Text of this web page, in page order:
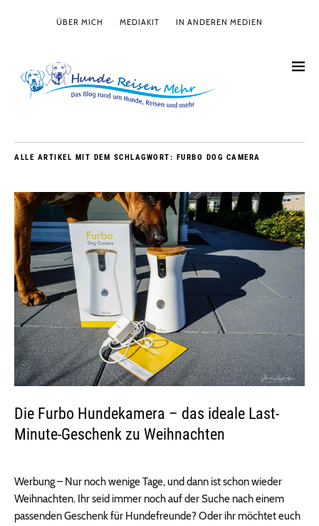
ÜBER MICH MEDIAKIT IN ANDEREN MEDIEN
ALLE ARTIKEL MIT DEM SCHLAGWORT: FURBO DOG CAMERA
Die Furbo Hundekamera – das ideale Last-
Minute-Geschenk zu Weihnachten
Werbung – Nur noch wenige Tage, und dann ist schon wieder
Weihnachten. Ihr seid immer noch auf der Suche nach einem
passenden Geschenk für Hundefreunde? Oder ihr möchtet euch